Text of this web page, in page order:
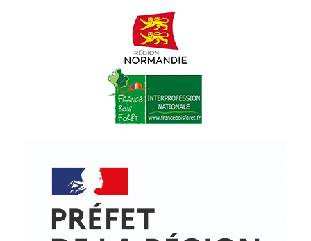
© Copyright - ProfessionsBois | Conception et réalisation :
Actualités
Mentions légales
Politique de confidentialité